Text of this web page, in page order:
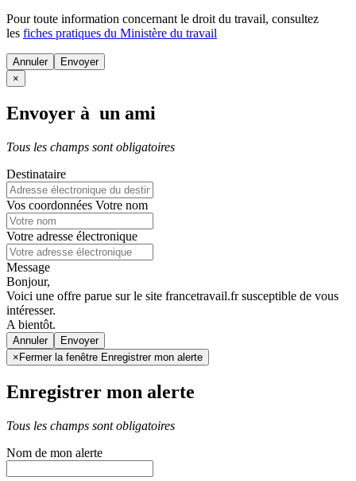
Pour toute information concernant le droit du travail, consultez
les fiches pratiques du Ministère du travail
Annuler
×
Envoyer à un ami
Tous les champs sont obligatoires
Destinataire
Vos coordonnées Votre nom
Votre adresse électronique
Message
Bonjour,
Voici une offre parue sur le site francetravail.fr susceptible de vous
intéresser.
A bientôt.
Annuler
× Fermer la fenêtre Enregistrer mon alerte
Enregistrer mon alerte
Tous les champs sont obligatoires
Nom de mon alerte